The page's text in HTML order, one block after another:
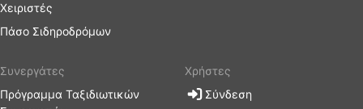
Χειριστές
Πάσο Σιδηροδρόμων
Συνεργάτες
Πρόγραμμα Ταξιδιωτικών
Χρήστες
Σύνδεση